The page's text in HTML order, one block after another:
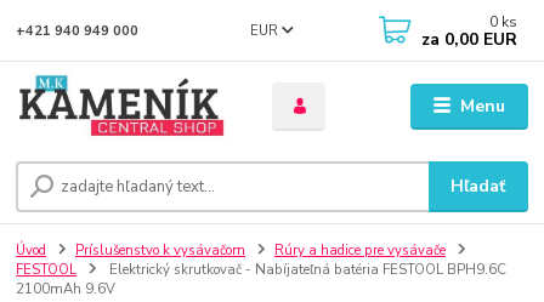
Menu
EUR
Hľadať
+421 940 949 000 0 ks
za 0,00 EUR
Úvod Príslušenstvo k vysávačom
Rúry a hadice pre vysávače
FESTOOL
Elektrický skrutkovač - Nabíjateľná batéria FESTOOL BPH9.6C
2100mAh 9.6V